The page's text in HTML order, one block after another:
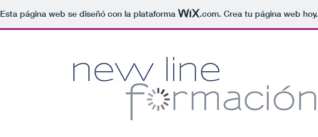
Esta página web se diseñó con la plataforma .com. Crea tu página web hoy.